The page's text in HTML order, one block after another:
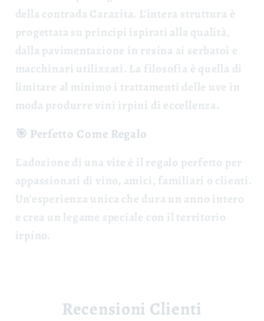
della contrada Carazita. L'intera struttura è
progettata su principi ispirati alla qualità,
dalla pavimentazione in resina ai serbatoi e
macchinari utilizzati. La filosofia è quella di
limitare al minimo i trattamenti delle uve in
moda produrrevini irpini di eccellenza.
🎯 Perfetto Come Regalo
L'adozione di una vite è ilregalo perfetto per
appassionati di vino, amici, familiari o clienti.
Un'esperienza unica che dura un anno intero
e crea un legame speciale con il territorio
irpino.
Recensioni Clienti